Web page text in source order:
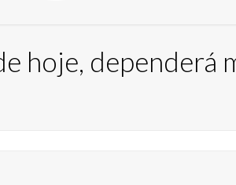
hoje, dependerá